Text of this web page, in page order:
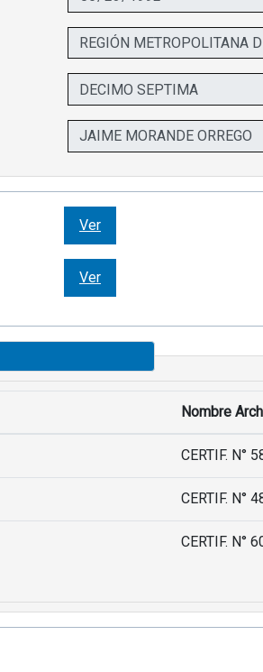
Ver
Ver
Nombre
CERTIF. N°
CERTIF. N°
CERTIF. N°